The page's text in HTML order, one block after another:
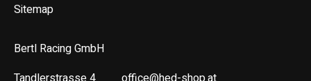
Sitemap
Bertl Racing GmbH